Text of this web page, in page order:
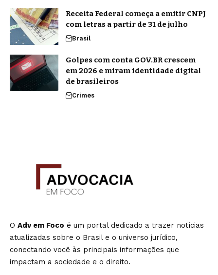
Receita Federal começa a emitir CNPJ
com letras a partir de 31 de julho
Brasil
Golpes com conta GOV.BR crescem
em 2026 e miram identidade digital
de brasileiros
Crimes
O Adv em Foco é um portal dedicado a trazer notícias
atualizadas sobre o Brasil e o universo jurídico,
conectando você às principais informações que
impactam a sociedade e o direito.